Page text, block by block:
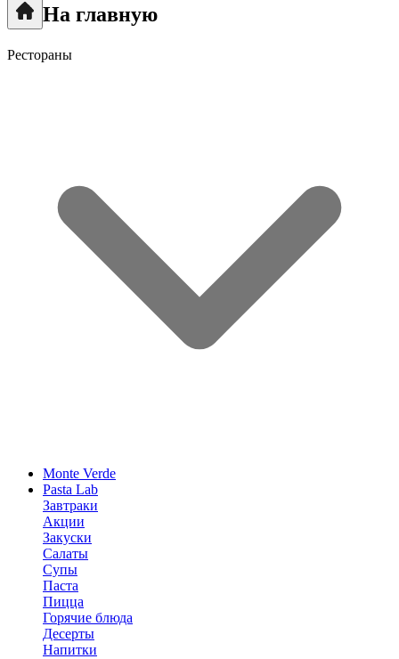
На главную
Рестораны
Monte Verde
Pasta Lab
Завтраки
Акции
Закуски
Салаты
Супы
Паста
Пицца
Горячие блюда
Десерты
Напитки